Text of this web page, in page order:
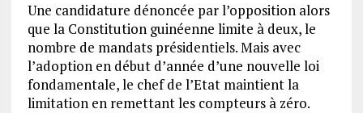
Une candidature dénoncée par l’opposition alors
que la Constitution guinéenne limite à deux, le
nombre de mandats présidentiels. Mais avec
l’adoption en début d’année d’une nouvelle loi
fondamentale, le chef de l’Etat maintient la
limitation en remettant les compteurs à zéro.